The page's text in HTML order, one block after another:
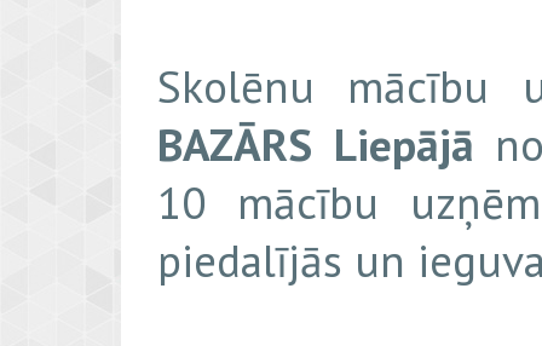
Skolēnu mācību
BAZĀRS Liepājā
10 mācību
piedalījās un